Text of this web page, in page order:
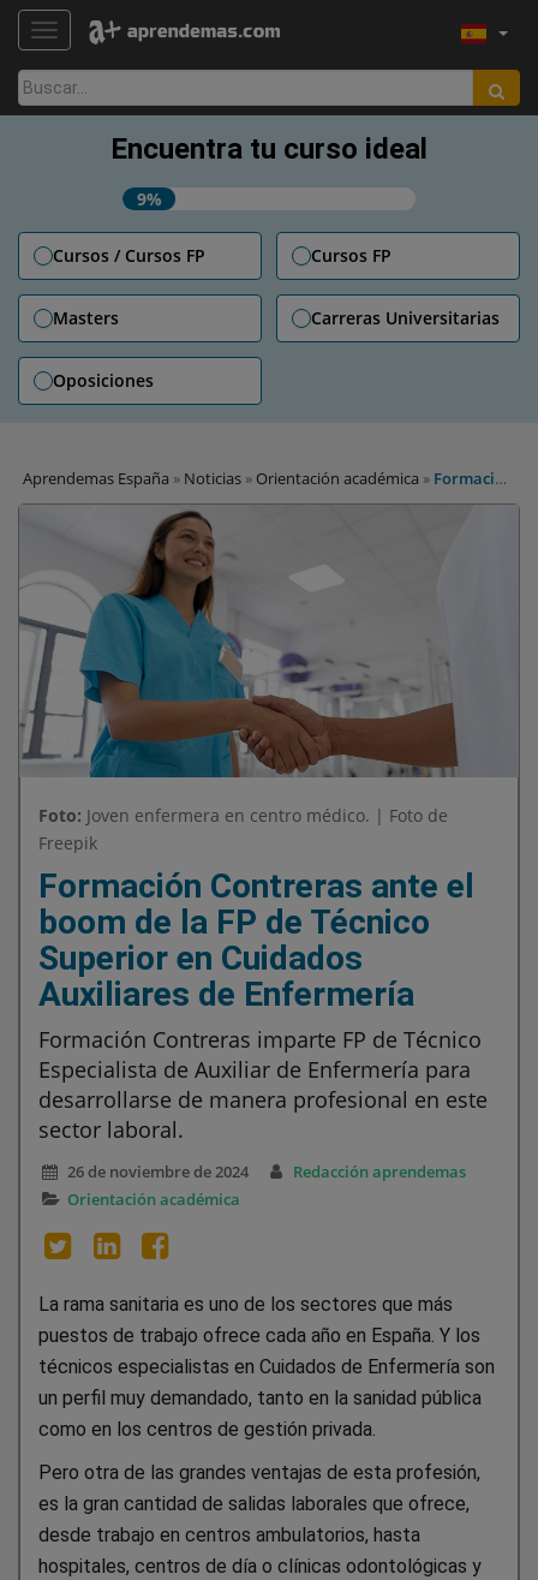
TOGGLE NAVIGATION
Buscar:
Encuentra tu curso ideal
9%
Cursos / Cursos FP Cursos FP
Masters Carreras Universitarias
Oposiciones
Aprendemas España » Noticias » Orientación académica » Formación
Contreras ante el boom de la FP de Técnico Superior en Cuidados
Auxiliares de Enfermería
Foto: Joven enfermera en centro médico. | Foto de
Freepik
Formación Contreras ante el
boom de la FP de Técnico
Superior en Cuidados
Auxiliares de Enfermería
Formación Contreras imparte FP de Técnico
Especialista de Auxiliar de Enfermería para
desarrollarse de manera profesional en este
sector laboral.
26 de noviembre de 2024
Redacción aprendemas
Orientación académica
La rama sanitaria es uno de los sectores que más
puestos de trabajo ofrece cada año en España. Y los
técnicos especialistas en Cuidados de Enfermería son
un perfil muy demandado, tanto en la sanidad pública
como en los centros de gestión privada.
Pero otra de las grandes ventajas de esta profesión,
es la gran cantidad de salidas laborales que ofrece,
desde trabajo en centros ambulatorios, hasta
hospitales, centros de día o clínicas odontológicas y